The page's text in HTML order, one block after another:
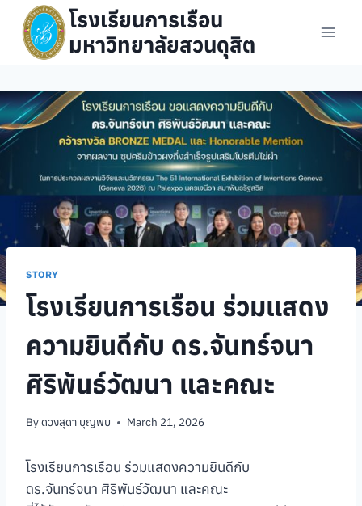
content
โรงเรียนการเรือน
มหาวิทยาลัยสวนดุสิต
STORY
โรงเรียนการเรือน ร่วมแสดง
ความยินดีกับ ดร.จันทร์จนา
ศิริพันธ์วัฒนา และคณะ
Byดวงสุดา บุญพบ March 21, 2026
โรงเรียนการเรือน ร่วมแสดงความยินดีกับ
ดร.จันทร์จนา ศิริพันธ์วัฒนา และคณะ